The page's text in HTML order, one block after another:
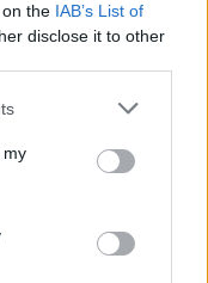
the IAB’s List of
disclose it to other
my